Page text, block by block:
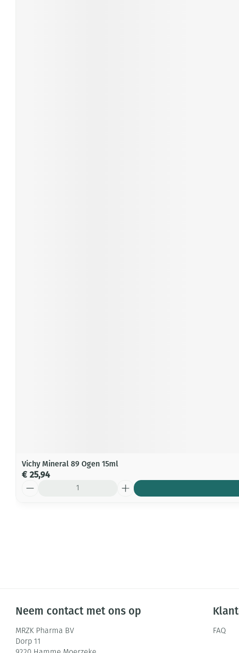
Vichy Mineral 89 Ogen 15ml
€ 25,94
Neem contact met ons op
MRZK Pharma BV
Dorp 11
FAQ